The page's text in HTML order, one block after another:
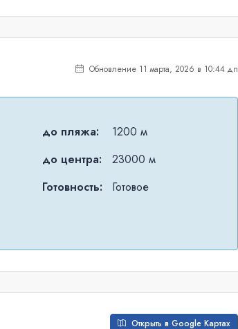
Обновление 11 марта, 2026 в 10:44 дп
до пляжа:
1200 м
до центра:
23000 м
Готовность:
Готовое
Открыть в Google Картах